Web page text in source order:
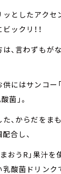
としたアクセ
ックリ！！
、言わずもが
にはサンコー
菌」。
、からだをま
合し、
おうR」果汁を
酸菌ドリンク